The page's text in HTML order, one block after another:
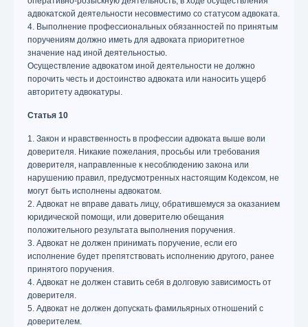
адвокатской деятельности несовместимо со статусом адвоката.
4. Выполнение профессиональных обязанностей по принятым
поручениям должно иметь для адвоката приоритетное
значение над иной деятельностью.
Осуществление адвокатом иной деятельности не должно
порочить честь и достоинство адвоката или наносить ущерб
авторитету адвокатуры.
Статья 10
1. Закон и нравственность в профессии адвоката выше воли
доверителя. Никакие пожелания, просьбы или требования
доверителя, направленные к несоблюдению закона или
нарушению правил, предусмотренных настоящим Кодексом, не
могут быть исполнены адвокатом.
2. Адвокат не вправе давать лицу, обратившемуся за оказанием
юридической помощи, или доверителю обещания
положительного результата выполнения поручения.
3. Адвокат не должен принимать поручение, если его
исполнение будет препятствовать исполнению другого, ранее
принятого поручения.
4. Адвокат не должен ставить себя в долговую зависимость от
доверителя.
5. Адвокат не должен допускать фамильярных отношений с
доверителем.